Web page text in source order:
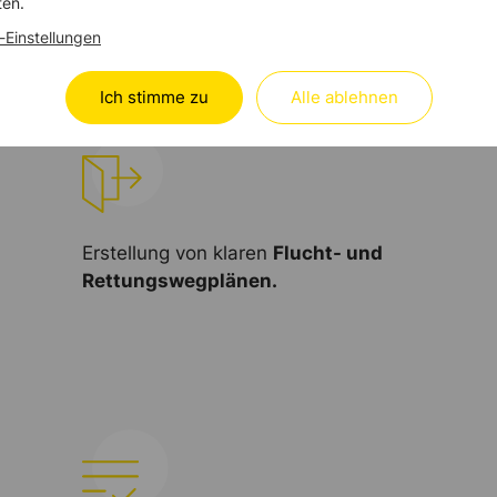
im Brandschutz.
Erstellung von klaren Flucht- und
Rettungswegplänen.
Einstellungen
Ich stimme zu Alle ablehnen